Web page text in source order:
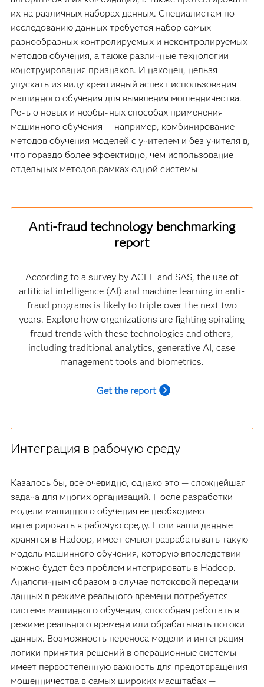
их на различных наборах данных. Специалистам по
исследованию данных требуется набор самых
разнообразных контролируемых и неконтролируемых
методов обучения, а также различные технологии
конструирования признаков. И наконец, нельзя
упускать из виду креативный аспект использования
машинного обучения для выявления мошенничества.
Речь о новых и необычных способах применения
машинного обучения — например, комбинирование
методов обучения моделей с учителем и без учителя в,
что гораздо более эффективно, чем использование
отдельных методов.рамках одной системы
Anti-fraud technology benchmarking
report
According to a survey by ACFE and SAS, the use of
artificial intelligence (AI) and machine learning in anti-
fraud programs is likely to triple over the next two
years. Explore how organizations are fighting spiraling
fraud trends with these technologies and others,
including traditional analytics, generative AI, case
management tools and biometrics.
Get the report
Интеграция в рабочую среду
Казалось бы, все очевидно, однако это — сложнейшая
задача для многих организаций. После разработки
модели машинного обучения ее необходимо
интегрировать в рабочую среду. Если ваши данные
хранятся в Hadoop, имеет смысл разрабатывать такую
модель машинного обучения, которую впоследствии
можно будет без проблем интегрировать в Hadoop.
Аналогичным образом в случае потоковой передачи
данных в режиме реального времени потребуется
система машинного обучения, способная работать в
режиме реального времени или обрабатывать потоки
данных. Возможность переноса модели и интеграция
логики принятия решений в операционные системы
имеет первостепенную важность для предотвращения
мошенничества в самых широких масштабах —